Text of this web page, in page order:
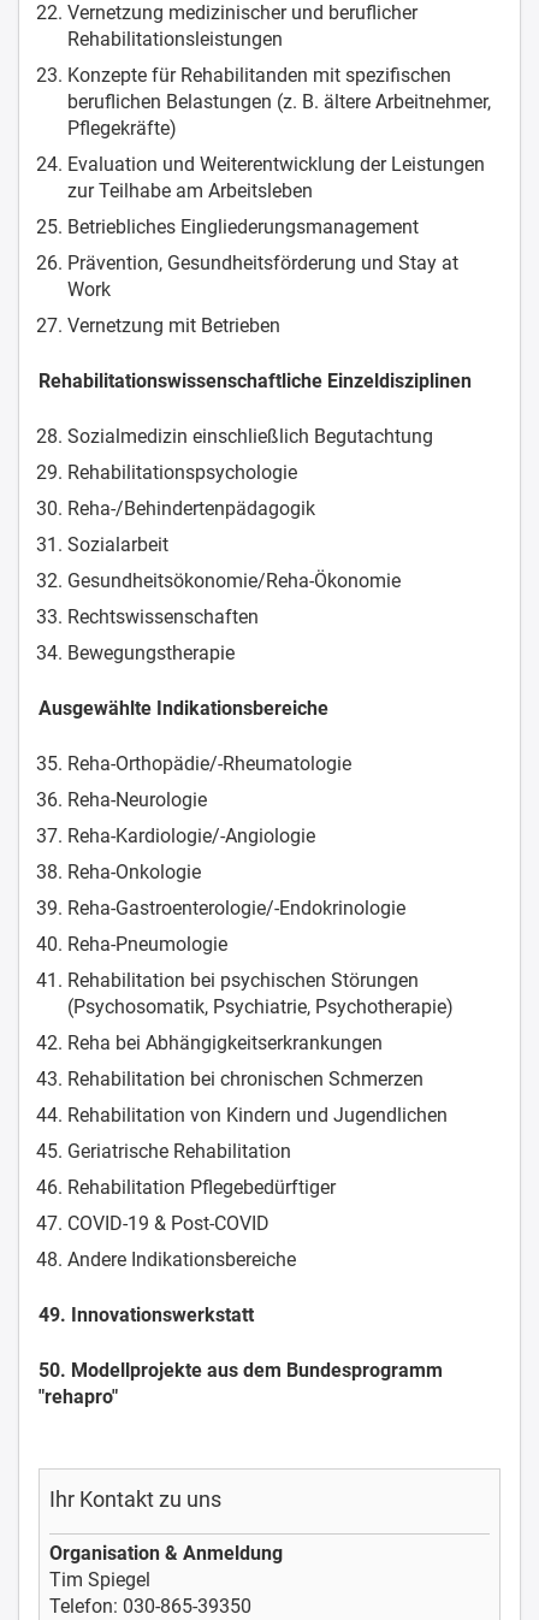
Vernetzung medizinischer und beruflicher
Rehabilitationsleistungen
Konzepte für Rehabilitanden mit spezifischen
beruflichen Belastungen (z. B. ältere Arbeitnehmer,
Pflegekräfte)
Evaluation und Weiterentwicklung der Leistungen
zur Teilhabe am Arbeitsleben
Betriebliches Eingliederungsmanagement
Prävention, Gesundheitsförderung und Stay at
Work
Vernetzung mit Betrieben
Rehabilitationswissenschaftliche Einzeldisziplinen
Sozialmedizin einschließlich Begutachtung
Rehabilitationspsychologie
Reha-/Behindertenpädagogik
Sozialarbeit
Gesundheitsökonomie/Reha-Ökonomie
Rechtswissenschaften
Bewegungstherapie
Ausgewählte Indikationsbereiche
Reha-Orthopädie/-Rheumatologie
Reha-Neurologie
Reha-Kardiologie/-Angiologie
Reha-Onkologie
Reha-Gastroenterologie/-Endokrinologie
Reha-Pneumologie
Rehabilitation bei psychischen Störungen
(Psychosomatik, Psychiatrie, Psychotherapie)
Reha bei Abhängigkeitserkrankungen
Rehabilitation bei chronischen Schmerzen
Rehabilitation von Kindern und Jugendlichen
Geriatrische Rehabilitation
Rehabilitation Pflegebedürftiger
COVID-19 & Post-COVID
Andere Indikationsbereiche
49. Innovationswerkstatt
50. Modellprojekte aus dem Bundesprogramm
"rehapro"
Ihr Kontakt zu uns
Organisation & Anmeldung
Tim Spiegel
Telefon: 030-865-39350